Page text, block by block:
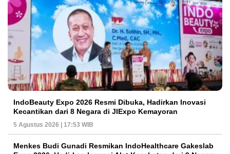
IndoBeauty Expo 2026 Resmi Dibuka, Hadirkan Inovasi
Kecantikan dari 8 Negara di JIExpo Kemayoran
5 Agustus 2026 | 17:53 WIB
Menkes Budi Gunadi Resmikan IndoHealthcare Gakeslab